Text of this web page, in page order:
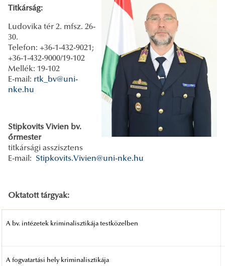
Titkárság:
Ludovika tér 2. mfsz. 26-
30.
Telefon: +36-1-432-9021;
+36-1-432-9000/19-102
Mellék: 19-102
E-mail: rtk_bv@uni-
nke.hu
Stipkovits Vivien bv.
őrmester
titkársági asszisztens
E-mail: Stipkovits.Vivien@uni-nke.hu
Oktatott tárgyak:
A bv. intézetek kriminalisztikája testközelben
A fogvatartási hely kriminalisztikája